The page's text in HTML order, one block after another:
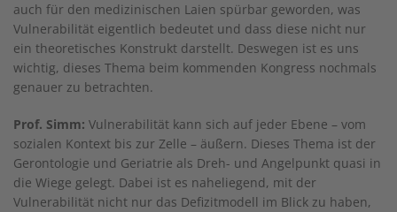
auch für den medizinischen Laien spürbar geworden, was
Vulnerabilität eigentlich bedeutet und dass diese nicht nur
ein theoretisches Konstrukt darstellt. Deswegen ist es uns
wichtig, dieses Thema beim kommenden Kongress nochmals
genauer zu betrachten.
Prof. Simm: Vulnerabilität kann sich auf jeder Ebene – vom
sozialen Kontext bis zur Zelle – äußern. Dieses Thema ist der
Gerontologie und Geriatrie als Dreh- und Angelpunkt quasi in
die Wiege gelegt. Dabei ist es naheliegend, mit der
Vulnerabilität nicht nur das Defizitmodell im Blick zu haben,